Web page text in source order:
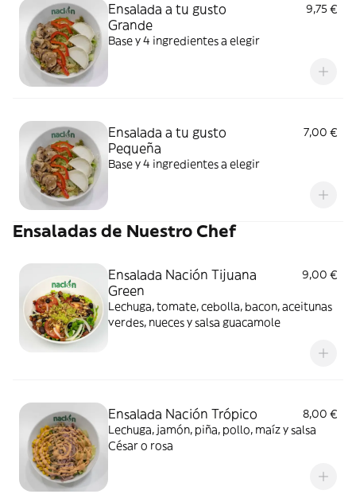
Ensalada a tu gusto
Grande
9,75 €
Base y 4 ingredientes a elegir
Ensalada a tu gusto
Pequeña
7,00 €
Base y 4 ingredientes a elegir
Ensaladas de Nuestro Chef
Ensalada Nación Tijuana
Green
9,00 €
Lechuga, tomate, cebolla, bacon, aceitunas
verdes, nueces y salsa guacamole
Ensalada Nación Trópico
8,00 €
Lechuga, jamón, piña, pollo, maíz y salsa
César o rosa